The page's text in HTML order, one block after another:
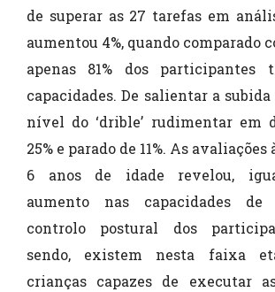
de superar as 27 tarefas em
aumentou 4%, quando comparado
apenas 81% dos participantes
capacidades. De salientar a
nível do ‘drible’ rudimentar em
25% e parado de 11%. As
6 anos de idade revelou,
aumento nas capacidades
controlo postural dos
sendo, existem nesta faixa
crianças capazes de executar